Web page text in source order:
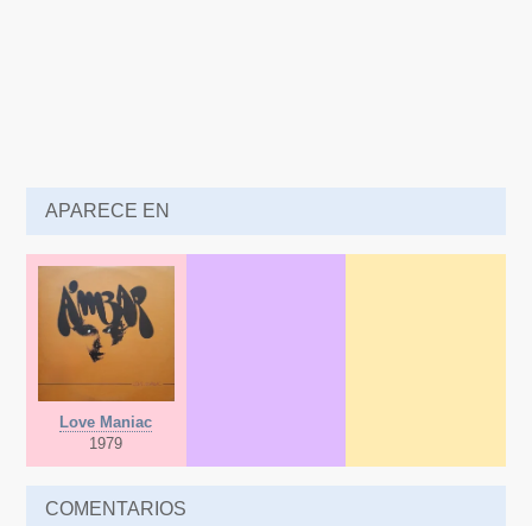
APARECE EN
Love Maniac
1979
COMENTARIOS